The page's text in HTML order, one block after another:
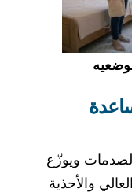
ويوزّع
والأحذية